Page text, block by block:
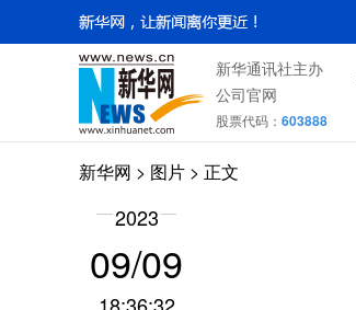
新华通讯社主办
公司官网
股票代码： 603888
新华网 > 图片 > 正文
2023
09/09